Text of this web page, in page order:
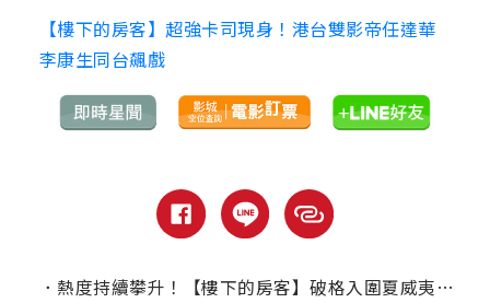
【樓下的房客】超強卡司現身！港台雙影帝任達華
李康生同台飆戲
． 熱度持續攀升！【樓下的房客】破格入圍夏威夷國際影展競賽